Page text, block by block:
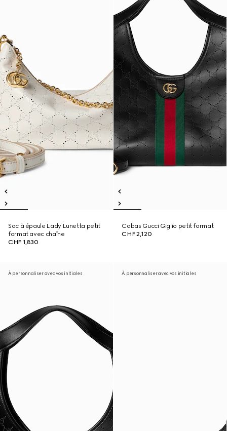
Sac à épaule Lady Lunetta petit
format avec chaîne
CHF 1,830
Cabas Gucci Giglio petit format
CHF 2,120
À personnaliser avec vos initiales À personnaliser avec vos initiales